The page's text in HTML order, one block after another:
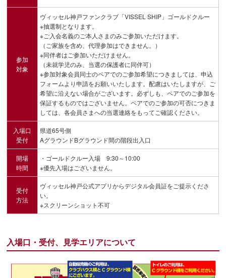
参加
対象
ヴィッセル神戸ファンクラブ「VISSEL SHIP」ゴールドクルー
※抽選制となります。
※ご入会名義のご本人さまのみご参加いただけます。
（ご家族を含め、代理参加はできません。）
※同伴者はご参加いただけません。
（未就学児のみ、当選の保護者に同伴可）
※参加対象会員同士のペアでのご参加希望につきましては、申込
フォームより申請をお願いいたします。配慮はいたしますが、ご
希望に沿えない場合がございます。必ずしも、ペアでのご参加を
保証するものではございません。ペアでのご参加の可否につきま
しては、各会員さまへの当選連絡をもってご確認ください。
入場口
受付
県道65号側
AグラウンドBグラウンド間の階段出入口
開場
時間
・ゴールドクルー入場 9:30～10:00
※優先入場はございません。
受付
方法
ヴィッセル神戸公式アプリからデジタル会員証をご提示くださ
い。
※スクリーンショット不可
入場口・受付、見学エリアについて